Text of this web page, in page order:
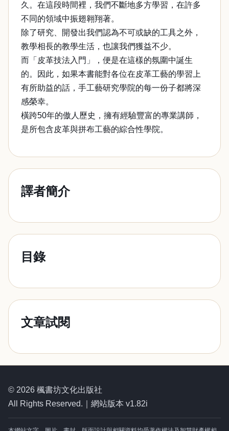
久。在這段時間裡，我們不斷地多方學習，在許多
不同的領域中振翅翱翔著。
除了研究、開發出我們認為不可或缺的工具之外，
教學相長的教學生活，也讓我們獲益不少。
而「皮革技法入門」，便是在這樣的氛圍中誕生
的。因此，如果本書能對各位在皮革工藝的學習上
有所助益的話，手工藝研究學院的每一份子都將深
感榮幸。
橫跨50年的傲人歷史，擁有經驗豐富的專業講師，
是所包含皮革與拼布工藝的綜合性學院。
譯者簡介
目錄
文章試閱
© 2026 楓書坊文化出版社
All Rights Reserved.｜網站版本 v1.82i